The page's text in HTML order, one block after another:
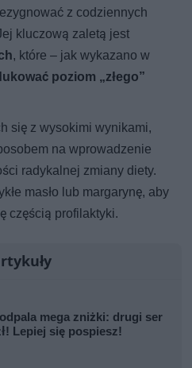
z codziennych
kluczową zaletą jest
, które – jak wykazano w
poziom „złego”
się z wysokimi wynikami,
na wprowadzenie
radykalnej zmiany diety.
masło lub margarynę, aby
częścią profilaktyki.
mega zniżki: drugi ser
Lepiej się pospiesz!